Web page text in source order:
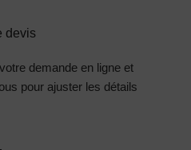
devis
demande en ligne et
pour ajuster les détails